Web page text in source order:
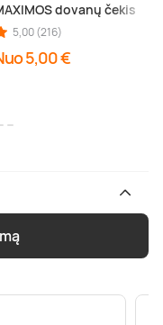
(aps.), Nida (aps.),
dovanų čekis
5,00 (216)
5,00 €